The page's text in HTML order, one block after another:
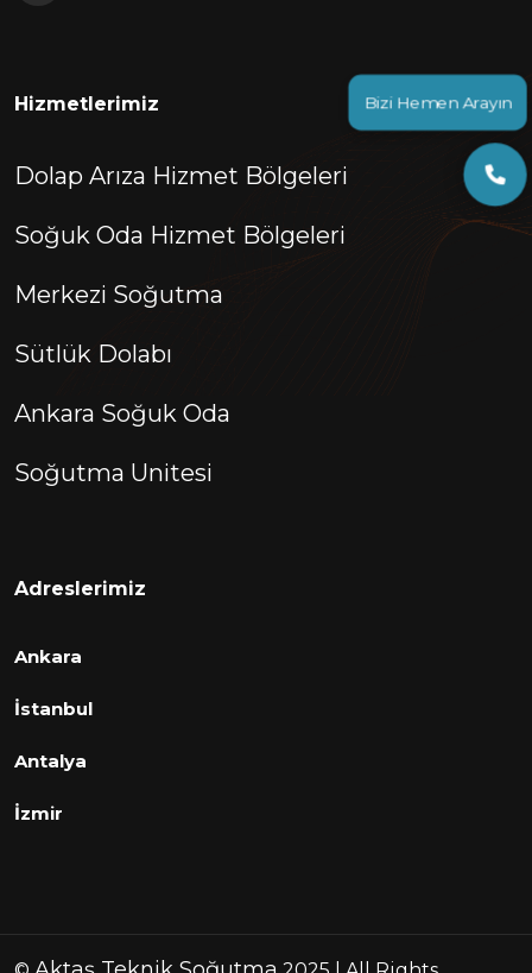
Bizi Hemen Arayın
Hizmetlerimiz
Dolap Arıza Hizmet Bölgeleri
Soğuk Oda Hizmet Bölgeleri
Merkezi Soğutma
Sütlük Dolabı
Ankara Soğuk Oda
Soğutma Unitesi
Adreslerimiz
Ankara
İstanbul
Antalya
İzmir